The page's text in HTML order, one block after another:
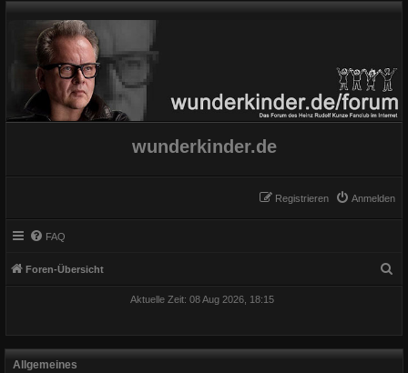
wunderkinder.de
Anmelden
Registrieren
FAQ
Foren-Übersicht
Aktuelle Zeit: 08 Aug 2026, 18:15
Allgemeines